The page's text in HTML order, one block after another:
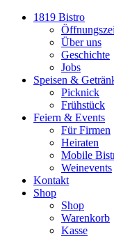
1819 Bistro
Über uns
Geschichte
Jobs
Speisen &
Picknick
Frühstück
Feiern & Events
Für Firmen
Heiraten
Mobile
Weinevents
Kontakt
Shop
Shop
Warenkorb
Kasse